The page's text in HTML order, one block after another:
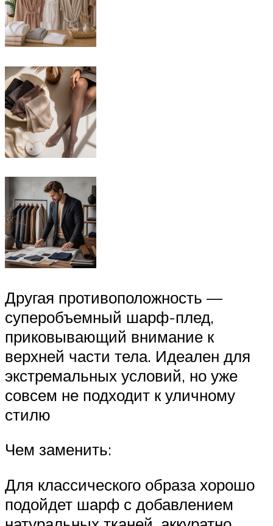
Другая противоположность —
суперобъемный шарф-плед,
приковывающий внимание к
верхней части тела. Идеален для
экстремальных условий, но уже
совсем не подходит к уличному
стилю
Чем заменить:
Для классического образа хорошо
подойдет шарф с добавлением